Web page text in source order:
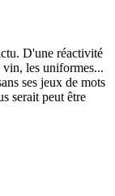
D'une réactivité
les uniformes...
ses jeux de mots
serait peut être